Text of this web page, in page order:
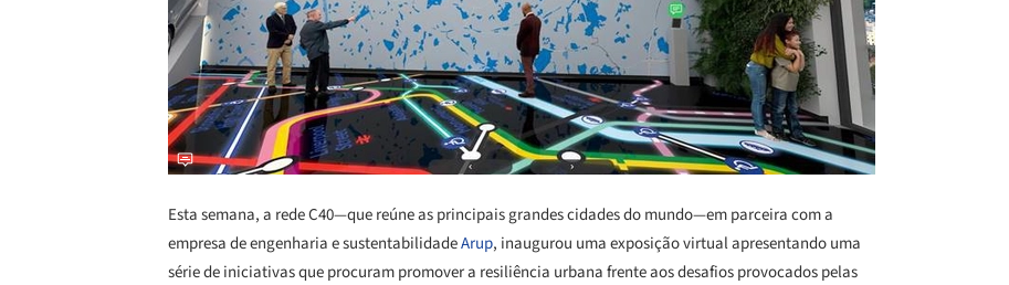
Esta semana, a rede C40—que reúne as principais grandes cidades do mundo—em parceira com a
empresa de engenharia e sustentabilidadeArup, inaugurou uma exposição virtual apresentando uma
série de iniciativas que procuram promover a resiliência urbana frente aos desafios provocados pelas